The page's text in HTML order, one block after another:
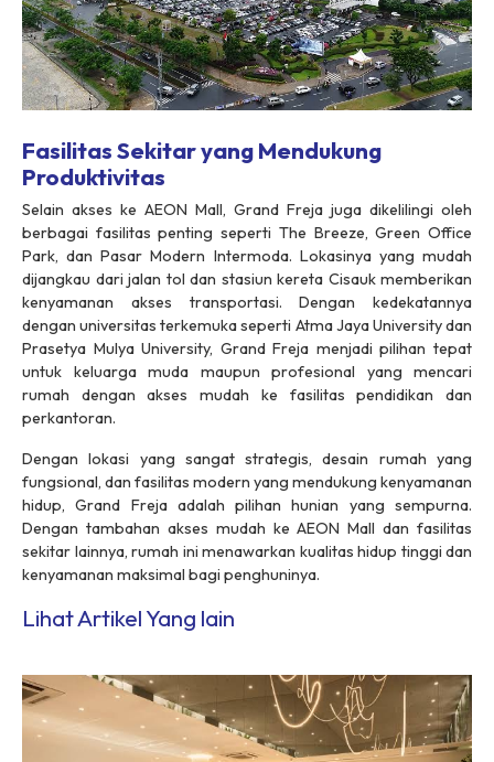
Fasilitas Sekitar yang Mendukung
Produktivitas
Selain akses ke AEON Mall, Grand Freja juga dikelilingi oleh
berbagai fasilitas penting seperti The Breeze, Green Office
Park, dan Pasar Modern Intermoda. Lokasinya yang mudah
dijangkau dari jalan tol dan stasiun kereta Cisauk memberikan
kenyamanan akses transportasi. Dengan kedekatannya
dengan universitas terkemuka seperti Atma Jaya University dan
Prasetya Mulya University, Grand Freja menjadi pilihan tepat
untuk keluarga muda maupun profesional yang mencari
rumah dengan akses mudah ke fasilitas pendidikan dan
perkantoran.
Dengan lokasi yang sangat strategis, desain rumah yang
fungsional, dan fasilitas modern yang mendukung kenyamanan
hidup, Grand Freja adalah pilihan hunian yang sempurna.
Dengan tambahan akses mudah ke AEON Mall dan fasilitas
sekitar lainnya, rumah ini menawarkan kualitas hidup tinggi dan
kenyamanan maksimal bagi penghuninya.
Lihat Artikel Yang lain